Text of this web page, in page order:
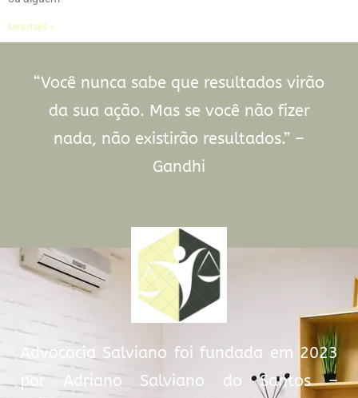
Leia mais »
“Você nunca sabe que resultados virão
da sua ação. Mas se você não fizer
nada, não existirão resultados.” –
Gandhi
Advocacia Salviano foi fundada em 2023
por Adriano Salviano do Santos –